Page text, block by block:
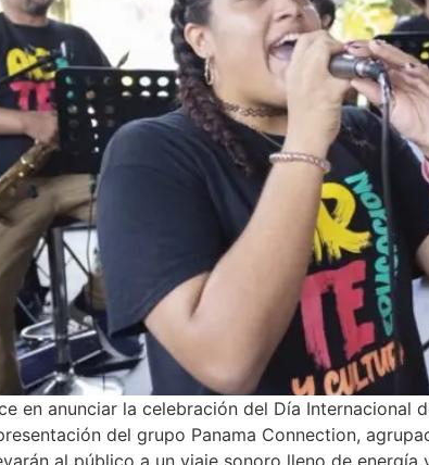
en anunciar la celebración del Día
del grupo Panama Connection,
al público a un viaje sonoro lleno de energía